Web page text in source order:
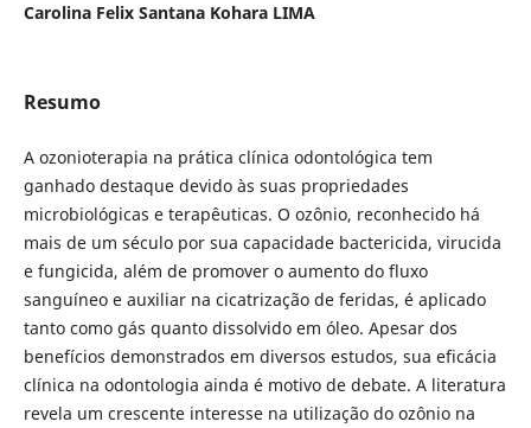
Carolina Felix Santana Kohara LIMA
Resumo
A ozonioterapia na prática clínica odontológica tem
ganhado destaque devido às suas propriedades
microbiológicas e terapêuticas. O ozônio, reconhecido há
mais de um século por sua capacidade bactericida, virucida
e fungicida, além de promover o aumento do fluxo
sanguíneo e auxiliar na cicatrização de feridas, é aplicado
tanto como gás quanto dissolvido em óleo. Apesar dos
benefícios demonstrados em diversos estudos, sua eficácia
clínica na odontologia ainda é motivo de debate. A literatura
revela um crescente interesse na utilização do ozônio na